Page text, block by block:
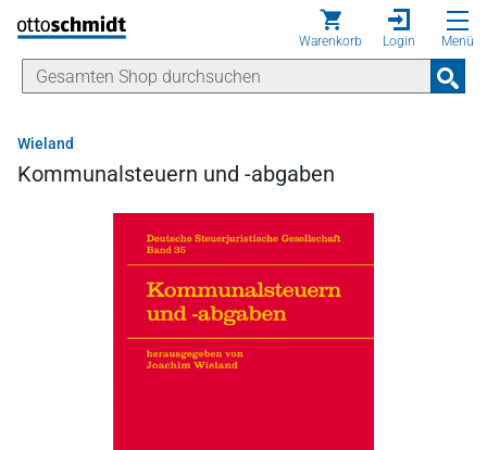
Direkt zum Inhalt
Warenkorb Login Menü
Wieland
Kommunalsteuern und -abgaben